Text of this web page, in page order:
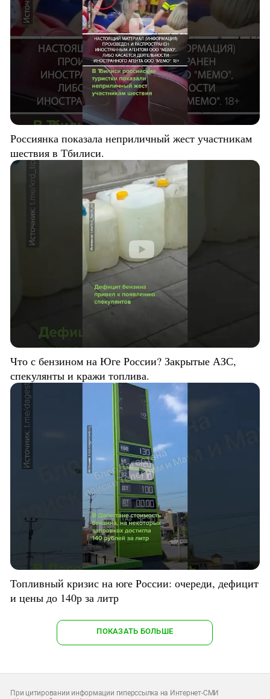
Россиянка показала неприличный жест участникам
шествия в Тбилиси.
Что с бензином на Юге России? Закрытые АЗС,
спекулянты и кражи топлива.
Топливный кризис на юге России: очереди, дефицит
и цены до 140р за литр
ПОКАЗАТЬ БОЛЬШЕ
При цитировании информации гиперссылка на Интернет-СМИ